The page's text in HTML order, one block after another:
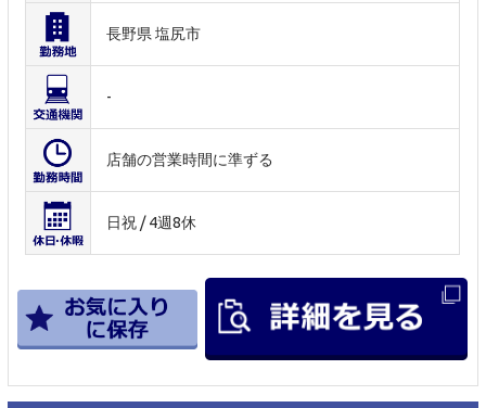
長野県 塩尻市
-
店舗の営業時間に準ずる
日祝 / 4週8休